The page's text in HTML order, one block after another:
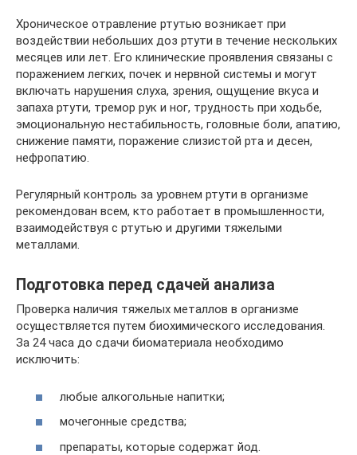
Хроническое отравление ртутью возникает при
воздействии небольших доз ртути в течение нескольких
месяцев или лет. Его клинические проявления связаны с
поражением легких, почек и нервной системы и могут
включать нарушения слуха, зрения, ощущение вкуса и
запаха ртути, тремор рук и ног, трудность при ходьбе,
эмоциональную нестабильность, головные боли, апатию,
снижение памяти, поражение слизистой рта и десен,
нефропатию.
Регулярный контроль за уровнем ртути в организме
рекомендован всем, кто работает в промышленности,
взаимодействуя с ртутью и другими тяжелыми
металлами.
Подготовка перед сдачей анализа
Проверка наличия тяжелых металлов в организме
осуществляется путем биохимического исследования.
За 24 часа до сдачи биоматериала необходимо
исключить:
любые алкогольные напитки;
мочегонные средства;
препараты, которые содержат йод.